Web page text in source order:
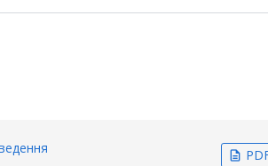
description